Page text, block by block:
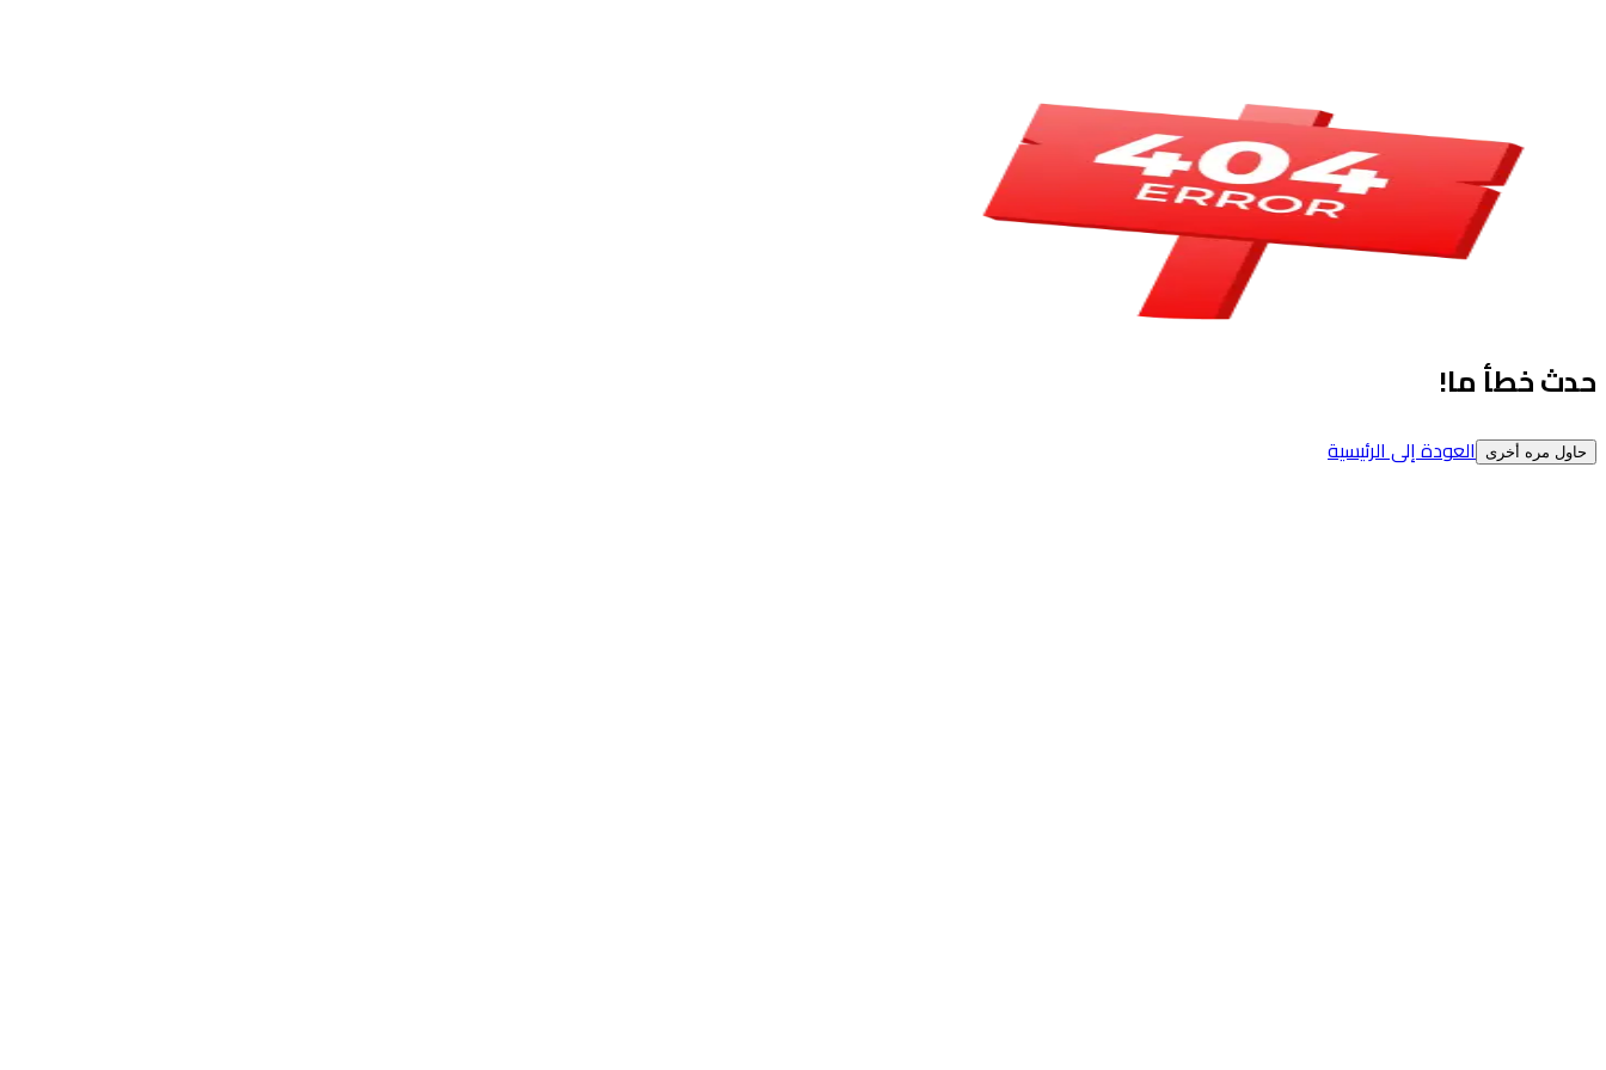
حدث خطأ ما!
حاول مره أخرى العودة إلى الرئيسية